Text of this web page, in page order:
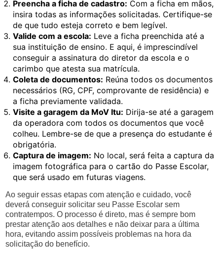
Preencha a ficha de cadastro: Com a ficha em mãos,
insira todas as informações solicitadas. Certifique-se
de que tudo esteja correto e bem legível.
Valide com a escola: Leve a ficha preenchida até a
sua instituição de ensino. E aqui, é imprescindível
conseguir a assinatura do diretor da escola e o
carimbo que atesta sua matrícula.
Coleta de documentos: Reúna todos os documentos
necessários (RG, CPF, comprovante de residência) e
a ficha previamente validada.
Visite a garagem da MoV Itu: Dirija-se até a garagem
da operadora com todos os documentos que você
colheu. Lembre-se de que a presença do estudante é
obrigatória.
Captura de imagem: No local, será feita a captura da
imagem fotográfica para o cartão do Passe Escolar,
que será usado em futuras viagens.
Ao seguir essas etapas com atenção e cuidado, você
deverá conseguir solicitar seu Passe Escolar sem
contratempos. O processo é direto, mas é sempre bom
prestar atenção aos detalhes e não deixar para a última
hora, evitando assim possíveis problemas na hora da
solicitação do benefício.